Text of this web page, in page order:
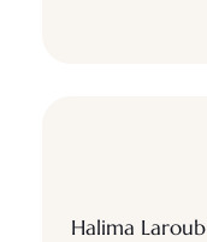
Halima Laroub